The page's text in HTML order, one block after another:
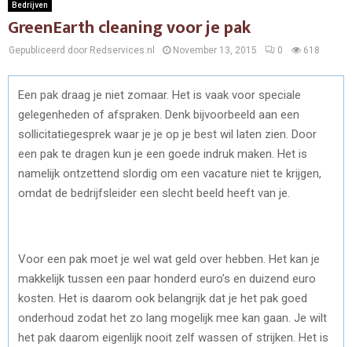
Bedrijven
GreenEarth cleaning voor je pak
Gepubliceerd door Redservices.nl November 13, 2015 0 618
Een pak draag je niet zomaar. Het is vaak voor speciale
gelegenheden of afspraken. Denk bijvoorbeeld aan een
sollicitatiegesprek waar je je op je best wil laten zien. Door
een pak te dragen kun je een goede indruk maken. Het is
namelijk ontzettend slordig om een vacature niet te krijgen,
omdat de bedrijfsleider een slecht beeld heeft van je.
Voor een pak moet je wel wat geld over hebben. Het kan je
makkelijk tussen een paar honderd euro’s en duizend euro
kosten. Het is daarom ook belangrijk dat je het pak goed
onderhoud zodat het zo lang mogelijk mee kan gaan. Je wilt
het pak daarom eigenlijk nooit zelf wassen of strijken. Het is